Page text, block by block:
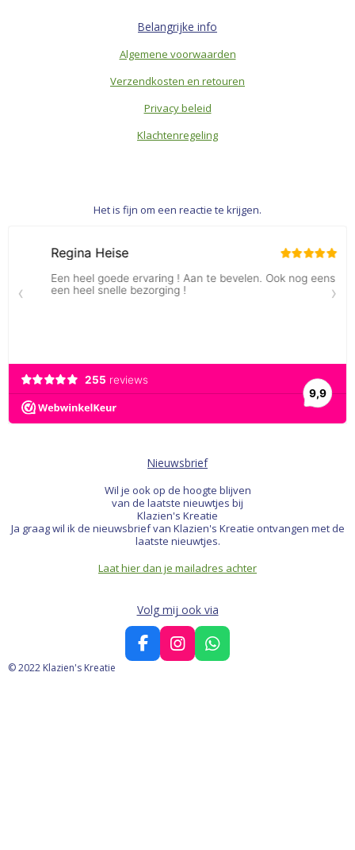
Belangrijke info
Algemene voorwaarden
Verzendkosten en retouren
Privacy beleid
Klachtenregeling
Het is fijn om een reactie te krijgen.
Nieuwsbrief
Wil je ook op de hoogte blijven
van de laatste nieuwtjes bij
Klazien's Kreatie
Ja graag wil ik de nieuwsbrief van Klazien's Kreatie ontvangen met de
laatste nieuwtjes.
Laat hier dan je mailadres achter
Volg mij ook via
F
a
I
n
W
h
© 2022 Klazien's Kreatie